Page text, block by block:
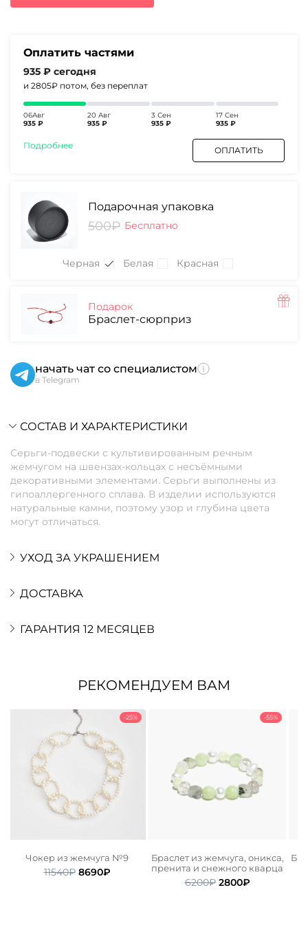
4660₽.
Оплатить частями
935 ₽ сегодня
и 2805₽ потом, без переплат
06Авг
935 ₽
20 Авг
935 ₽
3 Сен
935 ₽
17 Сен
935 ₽
Подробнее ОПЛАТИТЬ
Подарочная упаковка
500₽ Бесплатно
Черная Белая Красная
Подарок
Браслет-сюрприз
начать чат со специалистом
в Telegram
СОСТАВ И ХАРАКТЕРИСТИКИ
Серьги-подвески с культивированным речным
жемчугом на швензах-кольцах с несъёмными
декоративными элементами. Серьги выполнены из
гипоаллергенного сплава. В изделии используются
натуральные камни, поэтому узор и глубина цвета
могут отличаться.
УХОД ЗА УКРАШЕНИЕМ
ДОСТАВКА
ГАРАНТИЯ 12 МЕСЯЦЕВ
РЕКОМЕНДУЕМ ВАМ
-25%
Чокер из жемчуга №9
11540₽ Первоначальная
8690₽Текущая
-55%
Браслет из жемчуга, оникса,
пренита и снежного кварца
6200₽ Первоначальная
2800₽Текущая